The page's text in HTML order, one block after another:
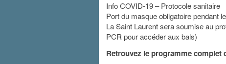
Info COVID-19 – Protocole sanitaire
Port du masque obligatoire pendant
La Saint Laurent sera soumise au
PCR pour accéder aux bals)
Retrouvez le programme complet